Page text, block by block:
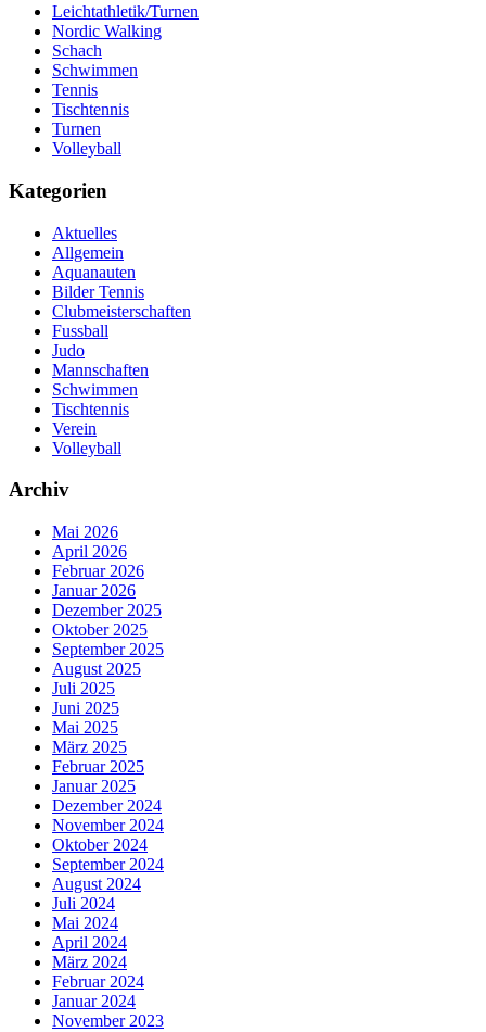
Leichtathletik/Turnen
Nordic Walking
Schach
Schwimmen
Tennis
Tischtennis
Turnen
Volleyball
Kategorien
Aktuelles
Allgemein
Aquanauten
Bilder Tennis
Clubmeisterschaften
Fussball
Judo
Mannschaften
Schwimmen
Tischtennis
Verein
Volleyball
Archiv
Mai 2026
April 2026
Februar 2026
Januar 2026
Dezember 2025
Oktober 2025
September 2025
August 2025
Juli 2025
Juni 2025
Mai 2025
März 2025
Februar 2025
Januar 2025
Dezember 2024
November 2024
Oktober 2024
September 2024
August 2024
Juli 2024
Mai 2024
April 2024
März 2024
Februar 2024
Januar 2024
November 2023